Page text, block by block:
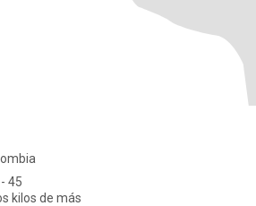
45
kilos de más